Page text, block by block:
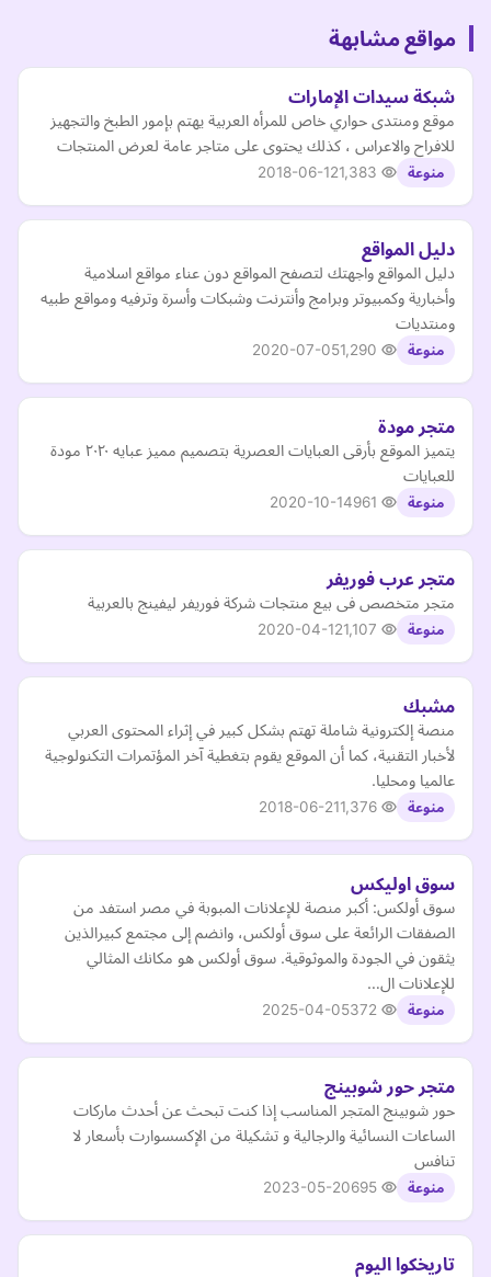
مواقع مشابهة
شبكة سيدات الإمارات
موقع ومنتدى حواري خاص للمرأه العربية يهتم بإمور الطبخ والتجهيز
للافراح والاعراس ، كذلك يحتوى على متاجر عامة لعرض المنتجات
منوعة 2018-06-12
دليل المواقع
دليل المواقع واجهتك لتصفح المواقع دون عناء مواقع اسلامية
وأخبارية وكمبيوتر وبرامج وأنترنت وشبكات وأسرة وترفيه ومواقع طبيه
ومنتديات
منوعة 2020-07-05
متجر مودة
يتميز الموقع بأرقى العبايات العصرية بتصميم مميز عبايه ٢٠٢٠ مودة
للعبايات
منوعة 2020-10-14
متجر عرب فوريفر
متجر متخصص فى بيع منتجات شركة فوريفر ليفينج بالعربية
منوعة 2020-04-12
مشبك
منصة إلكترونية شاملة تهتم بشكل كبير في إثراء المحتوى العربي
لأخبار التقنية، كما أن الموقع يقوم بتغطية آخر المؤتمرات التكنولوجية
عالميا ومحليا.
منوعة 2018-06-21
سوق اوليكس
سوق أولكس: أكبر منصة للإعلانات المبوبة في مصر استفد من
الصفقات الرائعة على سوق أولكس، وانضم إلى مجتمع كبيرالذين
يثقون في الجودة والموثوقية. سوق أولكس هو مكانك المثالي
للإعلانات ال…
منوعة 2025-04-05
متجر حور شوبينج
حور شوبينج المتجر المناسب إذا كنت تبحث عن أحدث ماركات
الساعات النسائية والرجالية و تشكيلة من الإكسسوارت بأسعار لا
تنافس
منوعة 2023-05-20
تاريخكوا اليوم